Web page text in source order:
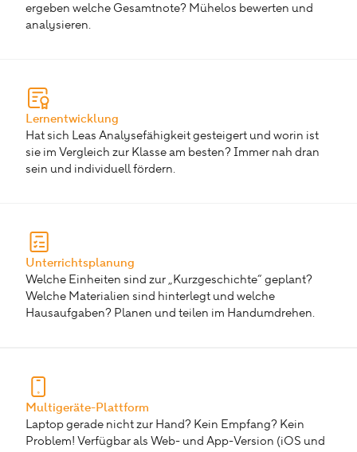
ergeben welche Gesamtnote? Mühelos bewerten und
analysieren.
Lernentwicklung
Hat sich Leas Analysefähigkeit gesteigert und worin ist
sie im Vergleich zur Klasse am besten? Immer nah dran
sein und individuell fördern.
Unterrichtsplanung
Welche Einheiten sind zur „Kurzgeschichte“ geplant?
Welche Materialien sind hinterlegt und welche
Hausaufgaben? Planen und teilen im Handumdrehen.
Multigeräte-Plattform
Laptop gerade nicht zur Hand? Kein Empfang? Kein
Problem! Verfügbar als Web- und App-Version (iOS und